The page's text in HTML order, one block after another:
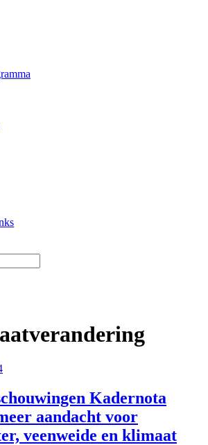
Kadernota
aandacht voor
veenweide en klimaat